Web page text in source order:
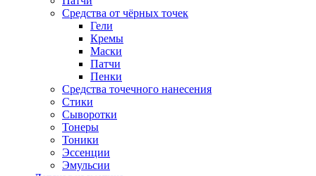
Средства от чёрных точек
Гели
Кремы
Маски
Патчи
Пенки
Средства точечного нанесения
Стики
Сыворотки
Тонеры
Тоники
Эссенции
Эмульсии